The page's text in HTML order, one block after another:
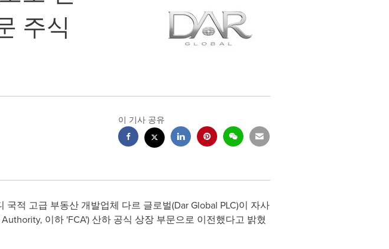
주식
이 기사 공유
국적 고급 부동산 개발업체 다르 글로벌(Dar Global PLC)이 자사
이하 'FCA') 산하 공식 상장 부문으로 이전했다고 밝혔